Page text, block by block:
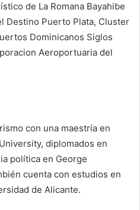
de La Romana Bayahibe
Destino Puerto Plata, Cluster
Dominicanos Siglos
Aeroportuaria del
con una maestría en
diplomados en
política en George
cuenta con estudios en
de Alicante.